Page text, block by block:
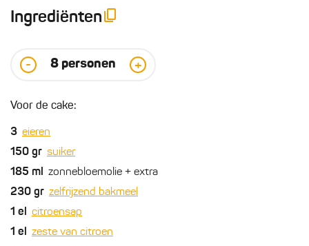
Ingrediënten
- 8 personen +
Voor de cake:
3 eieren
150 gr suiker
185 ml zonnebloemolie + extra
230 gr zelfrijzend bakmeel
1 el citroensap
1 el zeste van citroen